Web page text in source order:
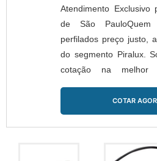
Atendimento Exclusivo
de São
perfilados preço justo,
do segmento Piralux.
cotação na melhor
qualidade.Quando
perfilados preço
profissionais da
poderá encontrar ótima
COTAR